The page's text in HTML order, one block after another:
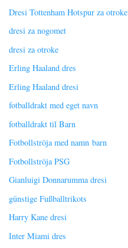
Dresi Tottenham Hotspur za otroke
dresi za nogomet
dresi za otroke
Erling Haaland dres
Erling Haaland dresi
fotballdrakt med eget navn
fotballdrakt til Barn
Fotbollströja med namn barn
Fotbollströja PSG
Gianluigi Donnarumma dresi
günstige Fußballtrikots
Harry Kane dresi
Inter Miami dres